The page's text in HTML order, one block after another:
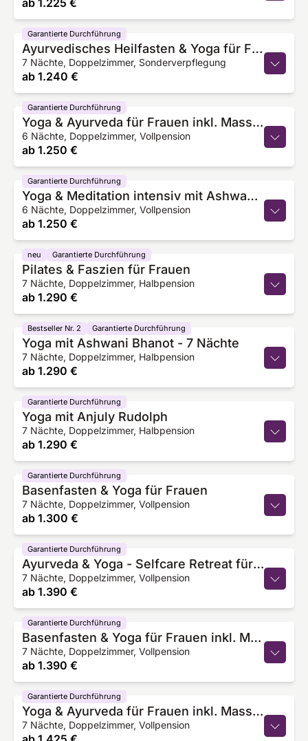
ab 1.225 €
Ayurvedisches Heilfasten & Yoga für Frauen inkl. Massagen
7 Nächte, Doppelzimmer, Sonderverpflegung
ab 1.240 €
Garantierte Durchführung
Yoga & Ayurveda für Frauen inkl. Massagen - 6 Nächte
6 Nächte, Doppelzimmer, Vollpension
ab 1.250 €
Garantierte Durchführung
Yoga & Meditation intensiv mit Ashwani Bhanot
6 Nächte, Doppelzimmer, Vollpension
ab 1.250 €
Garantierte Durchführung
Pilates & Faszien für Frauen
7 Nächte, Doppelzimmer, Halbpension
ab 1.290 €
neu Garantierte Durchführung
Yoga mit Ashwani Bhanot - 7 Nächte
7 Nächte, Doppelzimmer, Halbpension
ab 1.290 €
Bestseller Nr. 2 Garantierte Durchführung
Yoga mit Anjuly Rudolph
7 Nächte, Doppelzimmer, Halbpension
ab 1.290 €
Garantierte Durchführung
Basenfasten & Yoga für Frauen
7 Nächte, Doppelzimmer, Vollpension
ab 1.300 €
Garantierte Durchführung
Ayurveda & Yoga - Selfcare Retreat für Frauen
7 Nächte, Doppelzimmer, Vollpension
ab 1.390 €
Garantierte Durchführung
Basenfasten & Yoga für Frauen inkl. Massage
7 Nächte, Doppelzimmer, Vollpension
ab 1.390 €
Garantierte Durchführung
Yoga & Ayurveda für Frauen inkl. Massagen - 7 Nächte
7 Nächte, Doppelzimmer, Vollpension
Garantierte Durchführung